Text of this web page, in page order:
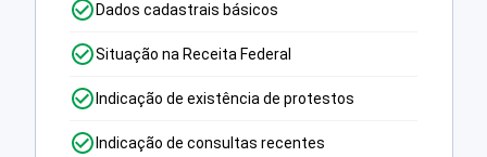
Dados cadastrais básicos
Situação na Receita Federal
Indicação de existência de protestos
Indicação de consultas recentes